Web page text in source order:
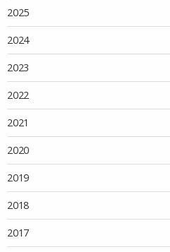
2025
2024
2023
2022
2021
2020
2019
2018
2017